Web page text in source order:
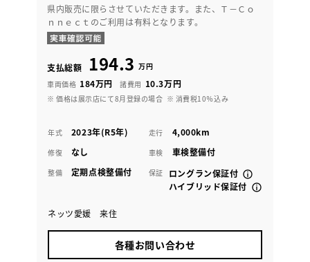
県内販売に限らさせていただきます。また、Ｔ－Ｃｏ
ｎｎｅｃｔのご利用は有料となります。
支払総額 194.3 万円
車両価格 184万円 諸費用 10.3万円
※ 価格は展示店にて8月登録の場合 ※ 消費税10％込み
年式 2023年(R5年) 走行 4,000km
修復 なし 車検 車検整備付
整備 定期点検整備付 保証
ロングラン保証付
ハイブリッド保証付
ネッツ愛媛 来住
各種お問い合わせ